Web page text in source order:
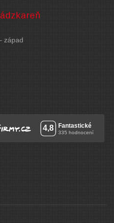
západ